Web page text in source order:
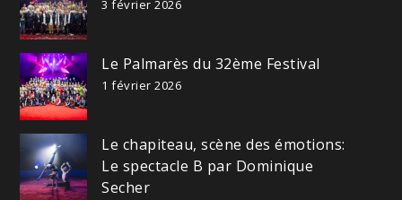
3 février 2026
Le Palmarès du 32ème Festival
1 février 2026
Le chapiteau, scène des émotions:
Le spectacle B par Dominique
Secher